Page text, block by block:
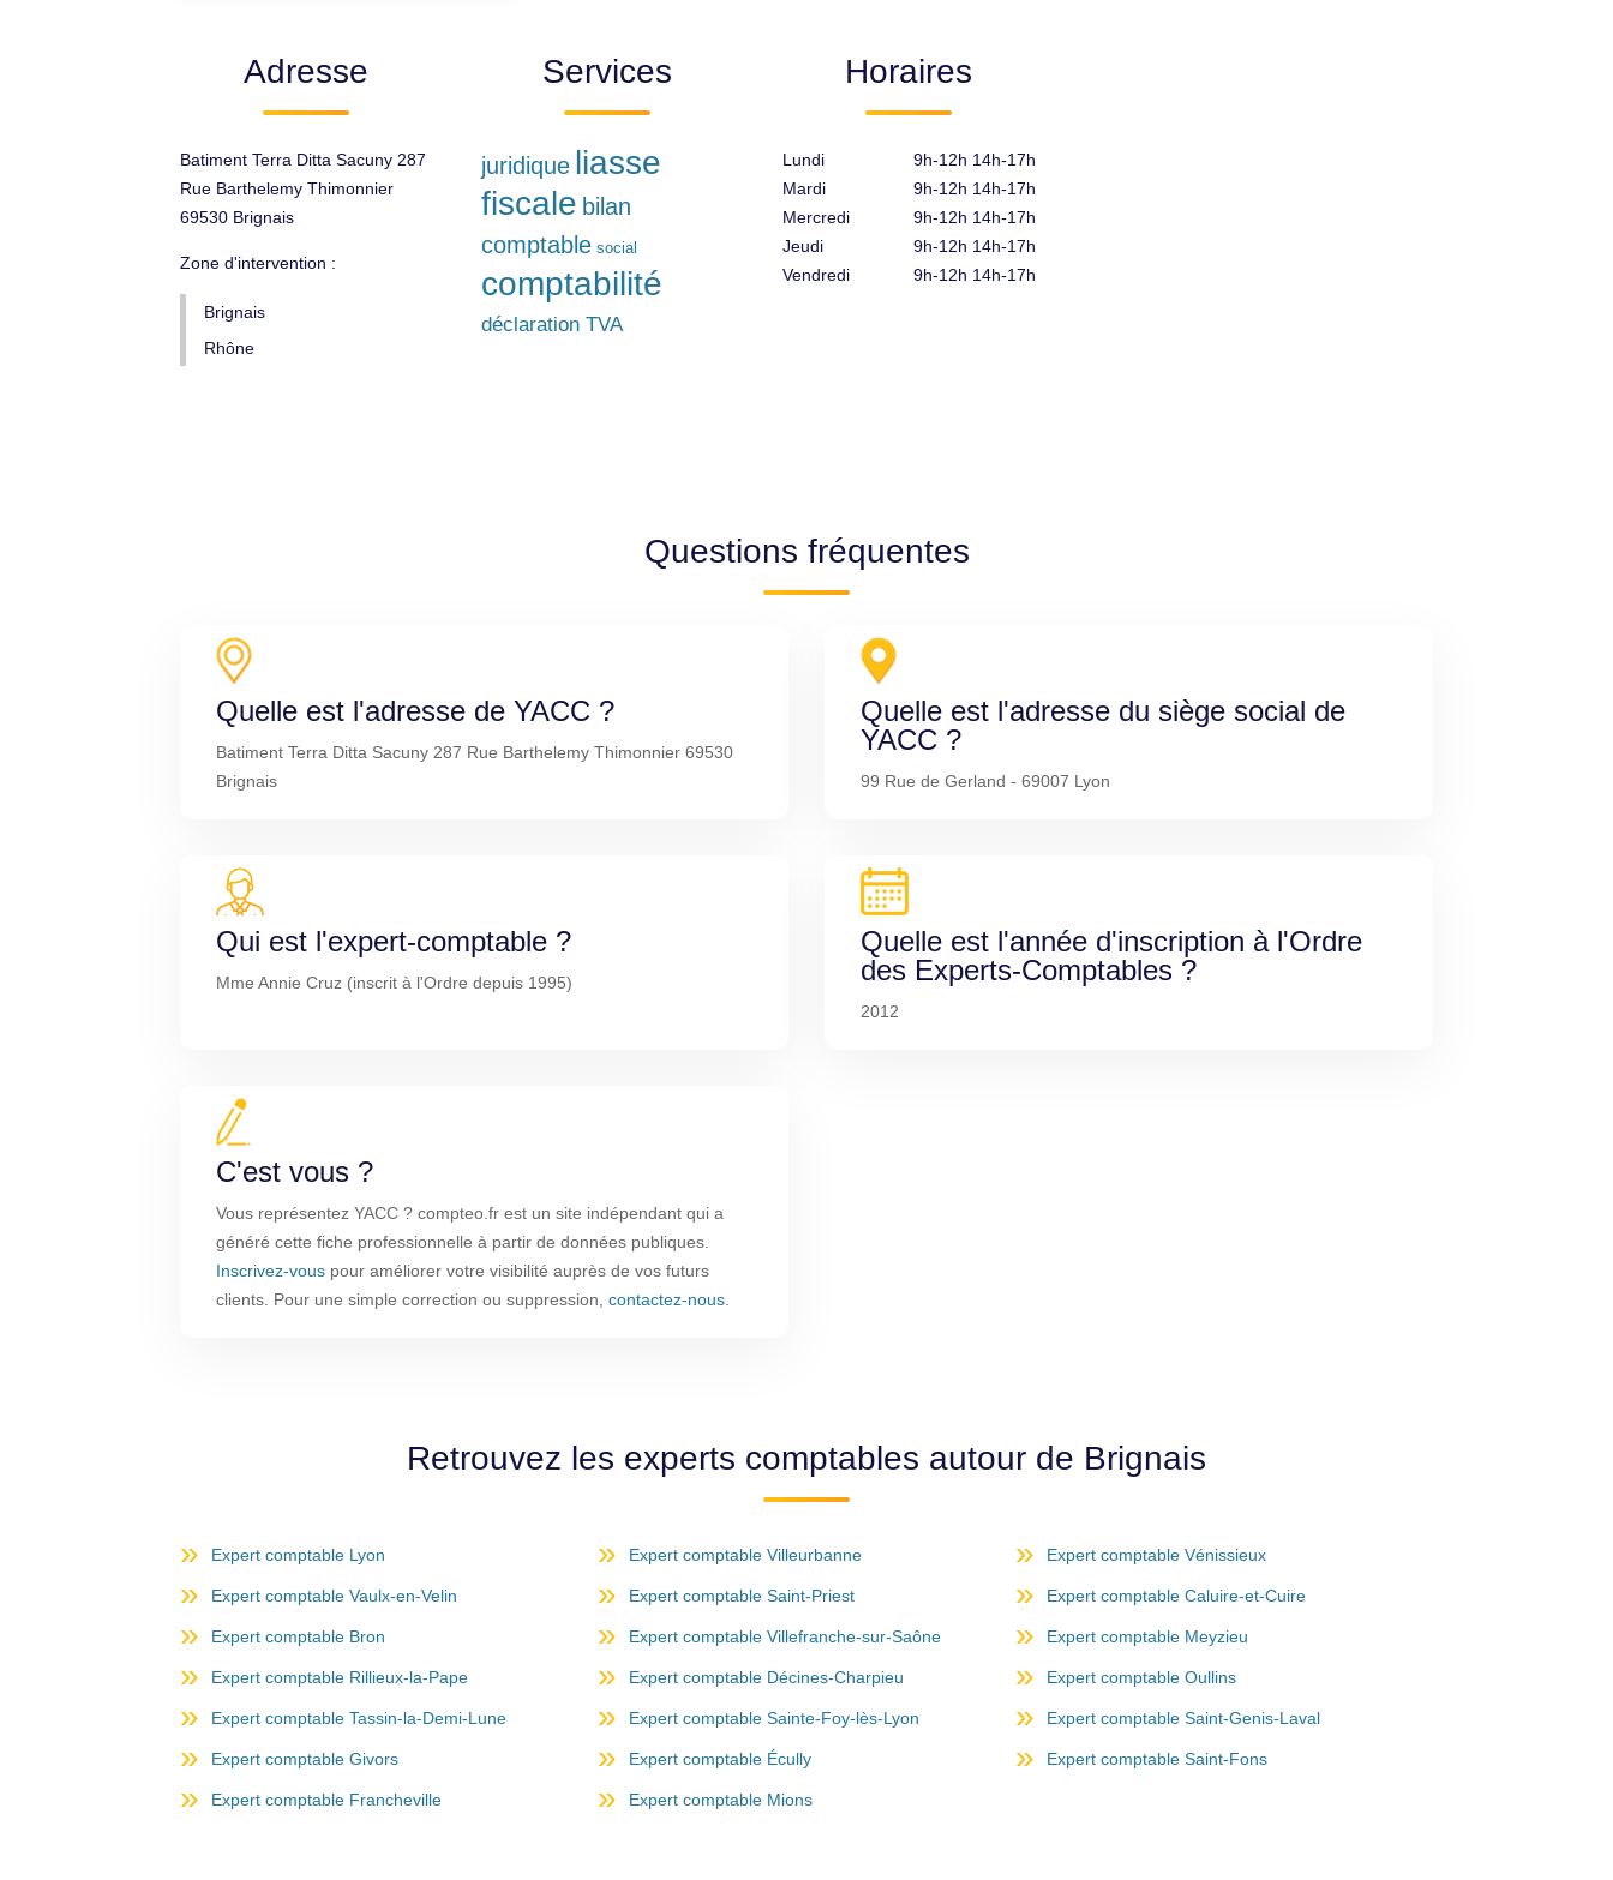
Adresse
Batiment Terra Ditta Sacuny 287
Rue Barthelemy Thimonnier
69530 Brignais
Zone d'intervention :
Brignais
Rhône
Services
juridique liasse
fiscale bilan
comptable social
comptabilité
déclaration TVA
Horaires
Lundi
Mardi
Mercredi
Jeudi
Vendredi
9h-12h 14h-17h
9h-12h 14h-17h
9h-12h 14h-17h
9h-12h 14h-17h
9h-12h 14h-17h
Questions fréquentes
Quelle est l'adresse de YACC ?
Batiment Terra Ditta Sacuny 287 Rue Barthelemy Thimonnier 69530
Brignais
Quelle est l'adresse du siège social de
YACC ?
99 Rue de Gerland - 69007 Lyon
Qui est l'expert-comptable ?
Mme Annie Cruz (inscrit à l'Ordre depuis 1995)
Quelle est l'année d'inscription à l'Ordre
des Experts-Comptables ?
2012
C'est vous ?
Vous représentez YACC ? compteo.fr est un site indépendant qui a
généré cette fiche professionnelle à partir de données publiques.
Inscrivez-vous pour améliorer votre visibilité auprès de vos futurs
clients. Pour une simple correction ou suppression, contactez-nous
Retrouvez les experts comptables autour de Brignais
Expert comptable Lyon Expert comptable Villeurbanne Expert comptable Vénissieux
Expert comptable Vaulx-en-Velin Expert comptable Saint-Priest Expert comptable Caluire-et-Cuire
Expert comptable Bron Expert comptable Villefranche-sur-Saône Expert comptable Meyzieu
Expert comptable Rillieux-la-Pape Expert comptable Décines-Charpieu Expert comptable Oullins
Expert comptable Tassin-la-Demi-Lune Expert comptable Sainte-Foy-lès-Lyon Expert comptable Saint-Genis-Laval
Expert comptable Givors Expert comptable Écully Expert comptable Saint-Fons
Expert comptable Francheville Expert comptable Mions